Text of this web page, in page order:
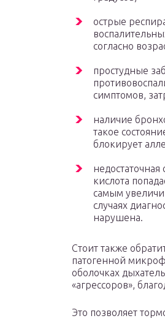
острые
согласно
простудные
симптомов,
наличие
такое
блокирует
кислота
самым
случаях
нарушена.
Стоит также
патогенной
оболочках
«агрессоров»,
Это позволяет